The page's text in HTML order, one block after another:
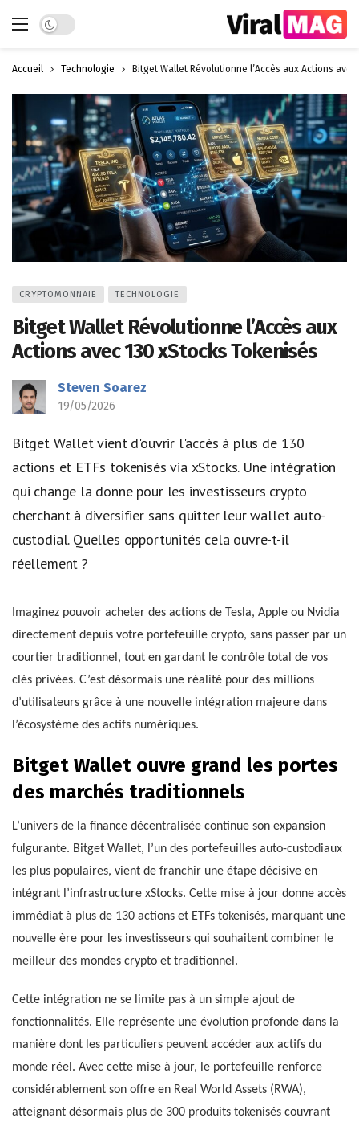
Dark mode
Accueil Technologie Bitget Wallet Révolutionne l’Accès aux Actions
CRYPTOMONNAIE TECHNOLOGIE
Bitget Wallet Révolutionne l’Accès aux
Actions avec 130 xStocks Tokenisés
Steven Soarez
19/05/2026
Bitget Wallet vient d'ouvrir l'accès à plus de 130
actions et ETFs tokenisés via xStocks. Une intégration
qui change la donne pour les investisseurs crypto
cherchant à diversifier sans quitter leur wallet auto-
custodial. Quelles opportunités cela ouvre-t-il
réellement ?
Imaginez pouvoir acheter des actions de Tesla, Apple ou Nvidia
directement depuis votre portefeuille crypto, sans passer par un
courtier traditionnel, tout en gardant le contrôle total de vos
clés privées. C’est désormais une réalité pour des millions
d’utilisateurs grâce à une nouvelle intégration majeure dans
l’écosystème des actifs numériques.
Bitget Wallet ouvre grand les portes
des marchés traditionnels
L’univers de la finance décentralisée continue son expansion
fulgurante. Bitget Wallet, l’un des portefeuilles auto-custodiaux
les plus populaires, vient de franchir une étape décisive en
intégrant l’infrastructure xStocks. Cette mise à jour donne accès
immédiat à plus de 130 actions et ETFs tokenisés, marquant une
nouvelle ère pour les investisseurs qui souhaitent combiner le
meilleur des mondes crypto et traditionnel.
Cette intégration ne se limite pas à un simple ajout de
fonctionnalités. Elle représente une évolution profonde dans la
manière dont les particuliers peuvent accéder aux actifs du
monde réel. Avec cette mise à jour, le portefeuille renforce
considérablement son offre en Real World Assets (RWA),
atteignant désormais plus de 300 produits tokenisés couvrant